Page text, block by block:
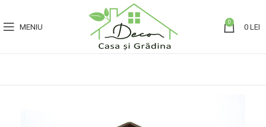
MENIU
0
0 LEI